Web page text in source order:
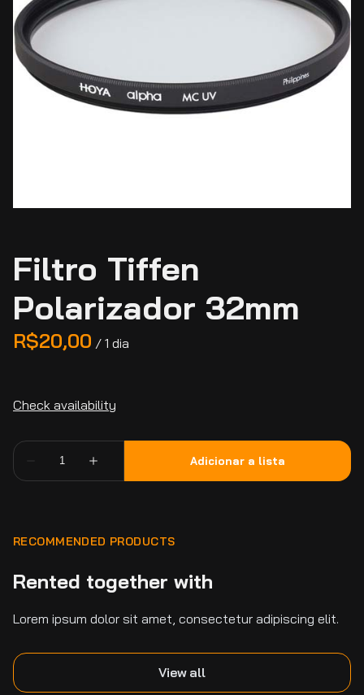
Filtro Tiffen
Polarizador 32mm
/
RECOMMENDED PRODUCTS
Rented together with
Lorem ipsum dolor sit amet, consectetur adipiscing elit.
View all